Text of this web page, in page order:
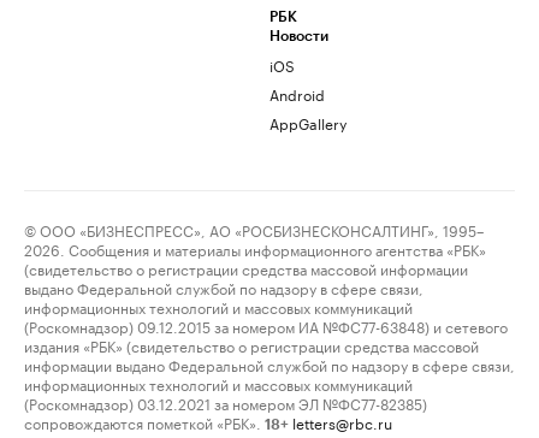
РБК
Новости
iOS
Android
AppGallery
© ООО «БИЗНЕСПРЕСС», АО «РОСБИЗНЕСКОНСАЛТИНГ», 1995–
2026. Сообщения и материалы информационного агентства «РБК»
(свидетельство о регистрации средства массовой информации
выдано Федеральной службой по надзору в сфере связи,
информационных технологий и массовых коммуникаций
(Роскомнадзор) 09.12.2015 за номером ИА №ФС77-63848) и сетевого
издания «РБК» (свидетельство о регистрации средства массовой
информации выдано Федеральной службой по надзору в сфере связи,
информационных технологий и массовых коммуникаций
(Роскомнадзор) 03.12.2021 за номером ЭЛ №ФС77-82385)
сопровождаются пометкой «РБК».
18+ letters@rbc.ru